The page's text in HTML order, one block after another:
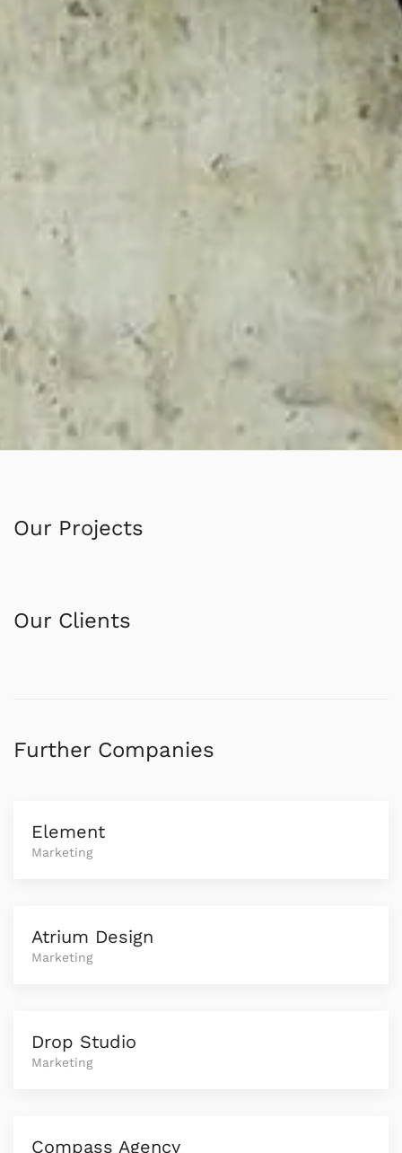
Our Projects
Our Clients
Further Companies
Element
Marketing
Atrium Design
Marketing
Drop Studio
Marketing
Compass Agency